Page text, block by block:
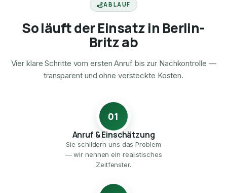
ABLAUF
So läuft der Einsatz in Berlin-
Britz ab
Vier klare Schritte vom ersten Anruf bis zur Nachkontrolle —
transparent und ohne versteckte Kosten.
01
Anruf & Einschätzung
Sie schildern uns das Problem
— wir nennen ein realistisches
Zeitfenster.